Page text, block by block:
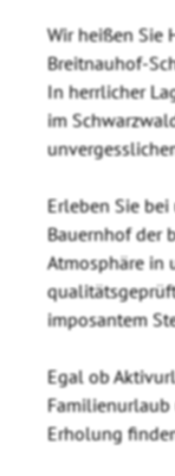
Wir heißen Sie
Breitnauhof-
In herrlicher
im
Erleben Sie
Bauernhof der
Atmosphäre in
imposantem
Egal ob
Familienurlaub
Erholung